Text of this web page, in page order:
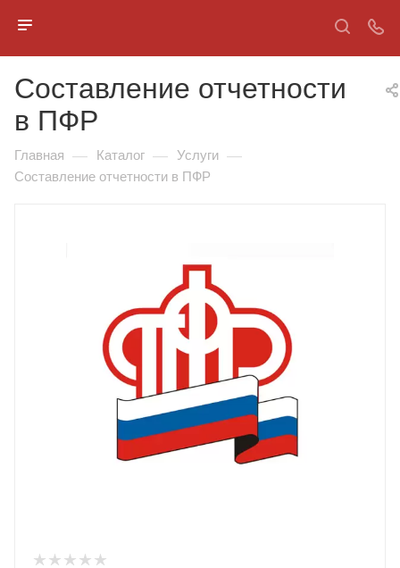
Составление отчетности
в ПФР
Главная — Каталог — Услуги —
Составление отчетности в ПФР